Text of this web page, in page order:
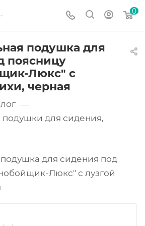
0
подушка для
поясницу
Люкс" с
черная
—
для сидения,
для сидения под
Люкс" с лузгой